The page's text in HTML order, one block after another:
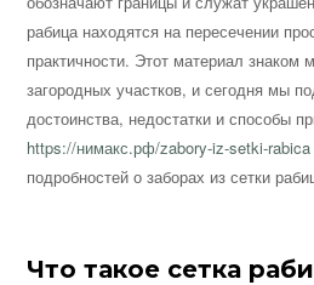
рабица находятся на пересечении
практичности. Этот материал
загородных участков, и сегодня мы
достоинства, недостатки и способы
https://нимакс.рф/zabory-iz-setki-rabica
подробностей о заборах из сетки
Что такое сетка